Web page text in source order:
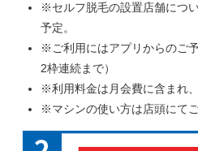
※セルフ脱毛の設置店舗につ
予定。
※ご利用にはアプリからのご
2枠連続まで）
※利用料金は月会費に含まれ
※マシンの使い方は店頭にて